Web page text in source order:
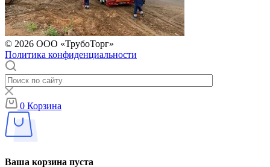
© 2026 ООО «ТрубоТорг»
Политика конфиденциальности
0 Корзина
Ваша корзина пуста